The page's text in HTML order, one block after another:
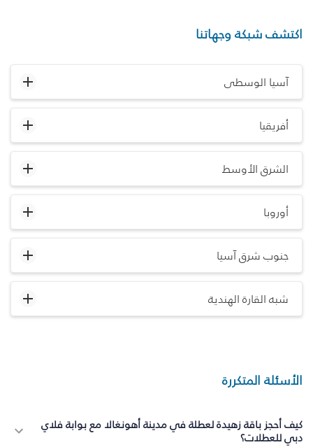
اكتشف شبكة وجهاتنا
آسيا الوسطى
أفريقيا
الشرق الأوسط
أوروبا
جنوب شرق آسيا
شبه القارة الهندية
الأسئلة المتكررة
كيف أحجز باقة زهيدة لعطلة في مدينة أهونغالا مع بوابة فلاي
دبي للعطلات؟